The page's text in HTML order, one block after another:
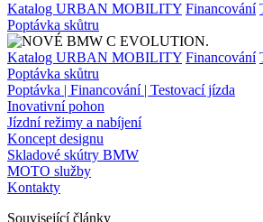
Katalog URBAN MOBILITY Financování
Poptávka skůtru
Katalog URBAN MOBILITY Financování
Poptávka skůtru
Poptávka | Financování | Testovací jízda
Inovativní pohon
Jízdní režimy a nabíjení
Koncept designu
Skladové skútry BMW
MOTO služby
Kontakty
Související články